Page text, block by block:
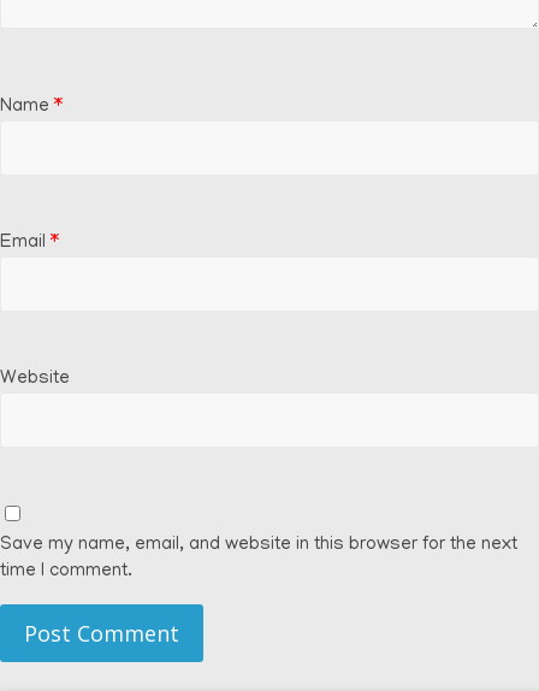
Name *
Email *
Website
Save my name, email, and website in this browser for the next
time I comment.